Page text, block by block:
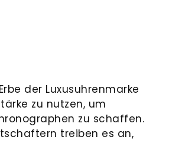
der Luxusuhrenmarke
zu nutzen, um
zu schaffen.
treiben es an,